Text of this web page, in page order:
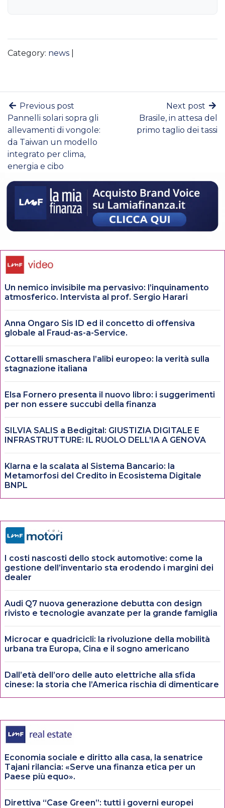
Category: news
Previous post
Pannelli solari sopra gli
allevamenti di vongole:
da Taiwan un modello
integrato per clima,
energia e cibo
Next post
Brasile, in attesa del
primo taglio dei tassi
Un nemico invisibile ma pervasivo: l’inquinamento
atmosferico. Intervista al prof. Sergio Harari
Anna Ongaro Sis ID ed il concetto di offensiva
globale al Fraud-as-a-Service.
Cottarelli smaschera l’alibi europeo: la verità sulla
stagnazione italiana
Elsa Fornero presenta il nuovo libro: i suggerimenti
per non essere succubi della finanza
SILVIA SALIS a Bedigital: GIUSTIZIA DIGITALE E
INFRASTRUTTURE: IL RUOLO DELL’IA A GENOVA
Klarna e la scalata al Sistema Bancario: la
Metamorfosi del Credito in Ecosistema Digitale
BNPL
I costi nascosti dello stock automotive: come la
gestione dell’inventario sta erodendo i margini dei
dealer
Audi Q7 nuova generazione debutta con design
rivisto e tecnologie avanzate per la grande famiglia
Microcar e quadricicli: la rivoluzione della mobilità
urbana tra Europa, Cina e il sogno americano
Dall’età dell’oro delle auto elettriche alla sfida
cinese: la storia che l’America rischia di dimenticare
Economia sociale e diritto alla casa, la senatrice
Tajani rilancia: «Serve una finanza etica per un
Paese più equo».
Direttiva “Case Green”: tutti i governi europei